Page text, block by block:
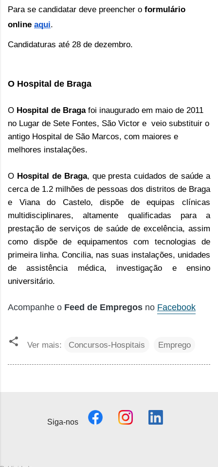
Para se candidatar deve preencher o formulário
online aqui.
Candidaturas até 28 de dezembro.
O Hospital de Braga
O Hospital de Bragafoi inaugurado em maio de 2011
no Lugar de Sete Fontes, São Victor e veio substituir o
antigo Hospital de São Marcos, com maiores e
melhores instalações.
O Hospital de Braga, que presta cuidados de saúde a
cerca de 1.2 milhões de pessoas dos distritos de Braga
e Viana do Castelo, dispõe de equipas clínicas
multidisciplinares, altamente qualificadas para a
prestação de serviços de saúde de excelência, assim
como dispõe de equipamentos com tecnologias de
primeira linha. Concilia, nas suas instalações, unidades
de assistência médica, investigação e ensino
universitário.
Acompanhe o Feed de Empregos no Facebook
Ver mais: Concursos-Hospitais Emprego
Siga-nos